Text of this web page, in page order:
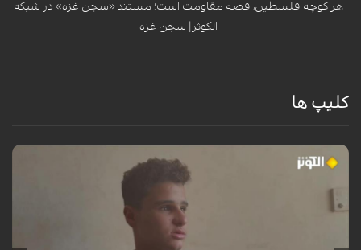
هر کوچه فلسطین، قصه مقاومت است؛ مستند «سجن غزه» در شبکه
الکوثر| سجن غزه
کلیپ ها